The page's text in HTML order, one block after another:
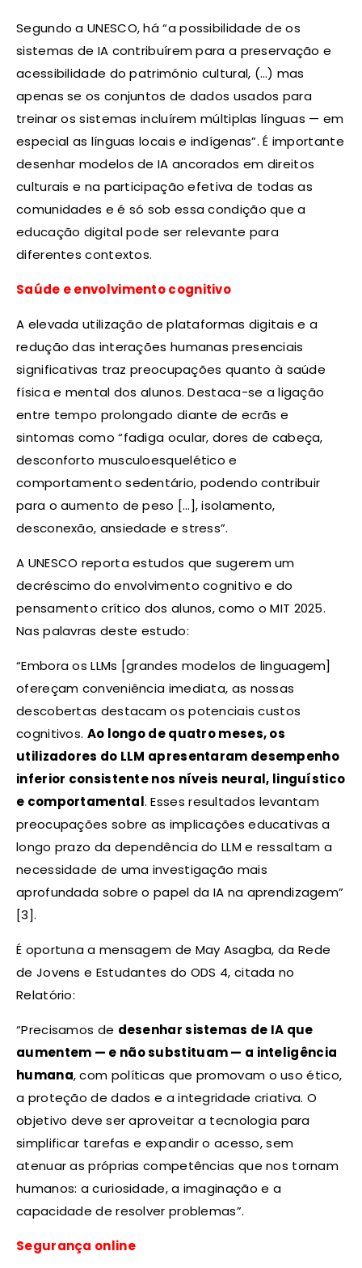
Segundo a UNESCO, há “a possibilidade de os
sistemas de IA contribuírem para a preservação e
acessibilidade do património cultural, (…) mas
apenas se os conjuntos de dados usados para
treinar os sistemas incluírem múltiplas línguas — em
especial as línguas locais e indígenas”. É importante
desenhar modelos de IA ancorados em direitos
culturais e na participação efetiva de todas as
comunidades e é só sob essa condição que a
educação digital pode ser relevante para
diferentes contextos.
Saúde e envolvimento cognitivo
A elevada utilização de plataformas digitais e a
redução das interações humanas presenciais
significativas traz preocupações quanto à saúde
física e mental dos alunos. Destaca-se a ligação
entre tempo prolongado diante de ecrãs e
sintomas como “fadiga ocular, dores de cabeça,
desconforto musculoesquelético e
comportamento sedentário, podendo contribuir
para o aumento de peso […], isolamento,
desconexão, ansiedade e stress”.
A UNESCO reporta estudos que sugerem um
decréscimo do envolvimento cognitivo e do
pensamento crítico dos alunos, como o MIT 2025.
Nas palavras deste estudo:
“Embora os LLMs [grandes modelos de linguagem]
ofereçam conveniência imediata, as nossas
descobertas destacam os potenciais custos
cognitivos. Ao longo de quatro meses, os
utilizadores do LLM apresentaram desempenho
inferior consistente nos níveis neural, linguístico
e comportamental. Esses resultados levantam
preocupações sobre as implicações educativas a
longo prazo da dependência do LLM e ressaltam a
necessidade de uma investigação mais
aprofundada sobre o papel da IA ​​na aprendizagem”
[3].
É oportuna a mensagem de May Asagba, da Rede
de Jovens e Estudantes do ODS 4, citada no
Relatório:
“Precisamos de desenhar sistemas de IA que
aumentem — e não substituam — a inteligência
humana, com políticas que promovam o uso ético,
a proteção de dados e a integridade criativa. O
objetivo deve ser aproveitar a tecnologia para
simplificar tarefas e expandir o acesso, sem
atenuar as próprias competências que nos tornam
humanos: a curiosidade, a imaginação e a
capacidade de resolver problemas”.
Segurança online